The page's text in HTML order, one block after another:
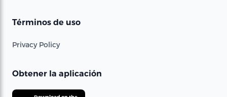
Términos de uso
Privacy Policy
Obtener la aplicación